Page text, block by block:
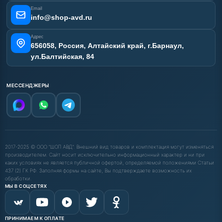
Email
info@shop-avd.ru
Адрес
656058, Россия, Алтайский край, г.Барнаул,
ул.Балтийская, 84
МЕССЕНДЖЕРЫ
2017-2025 © ООО "ШОП АВД". Внешний вид товаров и комплектация могут изменяться
производителем. Сайт носит исключительно информационный характер и ни при
каких условиях не является публичной офертой, определяемой положениями Статьи
437 (2) ГК РФ. Заполняя формы на сайте, Вы подтверждаете возможность их
обработки.
МЫ В СОЦСЕТЯХ
ПРИНИМАЕМ К ОПЛАТЕ